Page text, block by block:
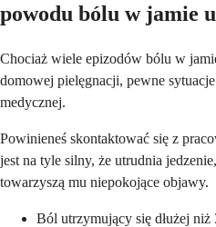
powodu bólu w jamie
Chociaż wiele epizodów bólu w
domowej pielęgnacji, pewne
medycznej.
Powinieneś skontaktować się z
jest na tyle silny, że utrudnia
towarzyszą mu niepokojące objawy.
Ból utrzymujący się dłużej